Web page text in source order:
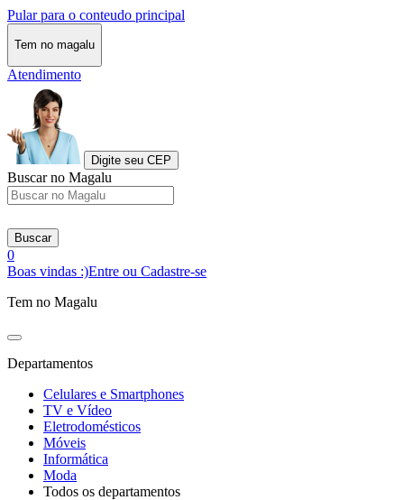
Pular para o conteudo principal
Tem no magalu
Atendimento
Digite seu CEP
Buscar no Magalu
Buscar
0
Boas vindas :)Entre ou Cadastre-se
Tem no Magalu
Departamentos
Celulares e Smartphones
TV e Vídeo
Eletrodomésticos
Móveis
Informática
Moda
Todos os departamentos